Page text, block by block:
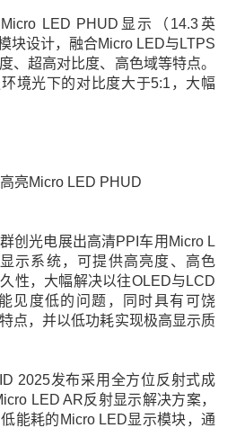
LED PHUD显示（14.3英
块设计，融合Micro LED与LTPS
、超高对比度、高色域等特点。
境光下的对比度大于5:1，大幅
亮Micro LED PHUD
创光电展出高清PPI车用Micro L
示系统，可提供高亮度、高色
性，大幅解决以往OLED与LCD
见度低的问题，同时具有可饶
点，并以低功耗实现极高显示质
2025发布采用全方位反射式成
LED AR反射显示解决方案，
能耗的Micro LED显示模块，通